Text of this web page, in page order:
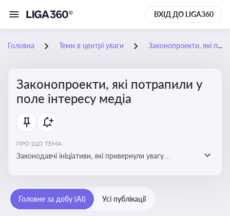
ВХІД ДО LIGA360
Головна Теми в центрі уваги Законопроекти, які потрапили у поле інтересу медіа
Законопроекти, які потрапили у
поле інтересу медіа
ПРО ЩО ТЕМА:
Законодавчі ініціативи, які привернули увагу
прийняття цих проектів пишуть в медіа. Які проекти
викликають найбільше критики
Головне за добу (AI) Усі публікації